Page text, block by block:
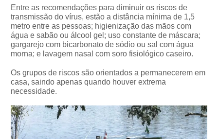
Entre as recomendações para diminuir os riscos de
transmissão do vírus, estão a distância mínima de 1,5
metro entre as pessoas; higienização das mãos com
água e sabão ou álcool gel; uso constante de máscara;
gargarejo com bicarbonato de sódio ou sal com água
morna; e lavagem nasal com soro fisiológico caseiro.
Os grupos de riscos são orientados a permanecerem em
casa, saindo apenas quando houver extrema
necessidade.